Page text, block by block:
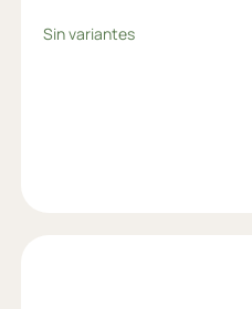
Sin variantes